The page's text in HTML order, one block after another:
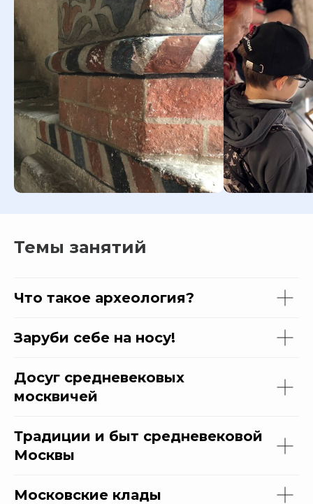
Темы занятий
Что такое археология?
Заруби себе на носу!
Досуг средневековых
москвичей
Традиции и быт средневековой
Москвы
Московские клады